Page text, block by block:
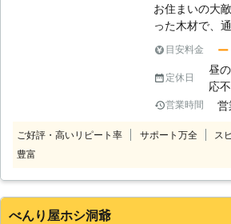
お住まいの大
った木材で、
どの建材にし
屋が狙われや
り気を帯びる
発生しがちと
はこれを好む
りますが、近
害を及ぼす外
目安料金 ー
定休日
昼
応
営業時間
ご好評・高いリピート率 サポート万全 ス
豊富
べんり屋ホシ洞爺